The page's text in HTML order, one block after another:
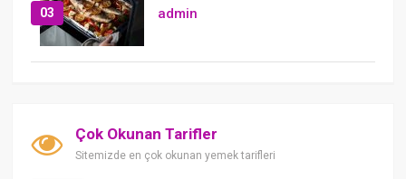
03
admin
Çok Okunan Tarifler
Sitemizde en çok okunan yemek tarifleri